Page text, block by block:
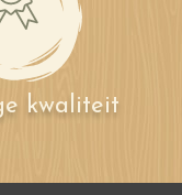
kwaliteit